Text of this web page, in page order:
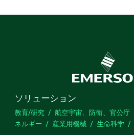
ソリューション
教育/研究 航空宇宙、防衛、官公庁
ネルギー
産業用機械 生命科学